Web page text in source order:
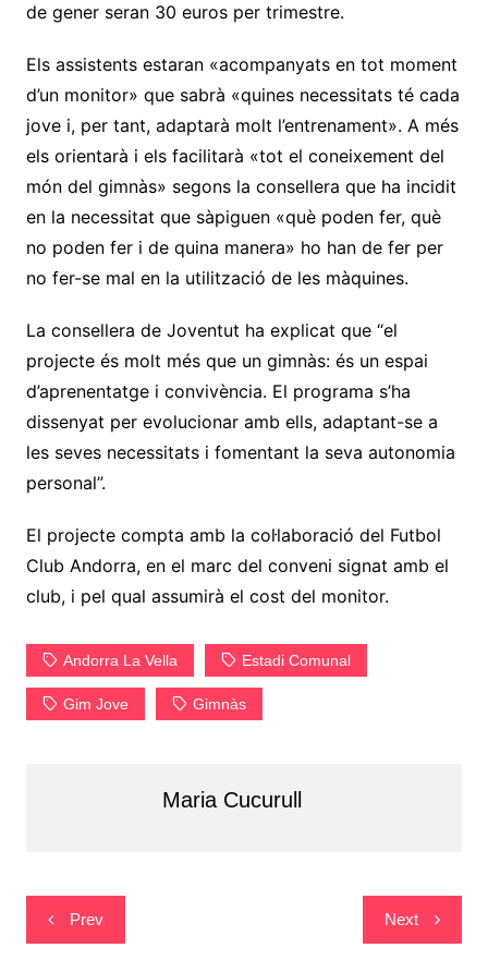
de gener seran 30 euros per trimestre.
Els assistents estaran «acompanyats en tot moment
d’un monitor» que sabrà «quines necessitats té cada
jove i, per tant, adaptarà molt l’entrenament». A més
els orientarà i els facilitarà «tot el coneixement del
món del gimnàs» segons la consellera que ha incidit
en la necessitat que sàpiguen «què poden fer, què
no poden fer i de quina manera» ho han de fer per
no fer-se mal en la utilització de les màquines.
La consellera de Joventut ha explicat que “el
projecte és molt més que un gimnàs: és un espai
d’aprenentatge i convivència. El programa s’ha
dissenyat per evolucionar amb ells, adaptant-se a
les seves necessitats i fomentant la seva autonomia
personal”.
El projecte compta amb la col·laboració del Futbol
Club Andorra, en el marc del conveni signat amb el
club, i pel qual assumirà el cost del monitor.
Andorra La Vella Estadi Comunal
Gim Jove Gimnàs
Maria Cucurull
Navegació
d'entrades
Prev Next